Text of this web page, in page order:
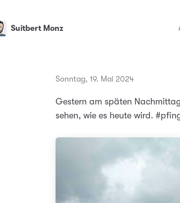
Suitbert Monz
Sonntag, 19. Mai 2024
Gestern am späten
sehen, wie es heute wird.